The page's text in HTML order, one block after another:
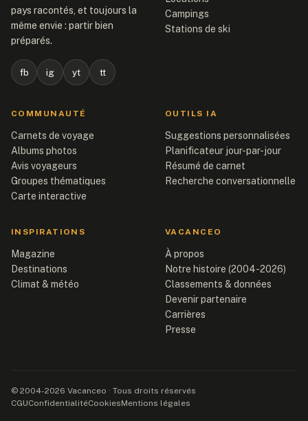
pays racontés, et toujours la
même envie : partir bien
préparés.
fb ig yt tt
Campings
Stations de ski
COMMUNAUTÉ
Carnets de voyage
Albums photos
Avis voyageurs
Groupes thématiques
Carte interactive
OUTILS IA
Suggestions personnalisées
Planificateur jour-par-jour
Résumé de carnet
Recherche conversationnelle
INSPIRATIONS
Magazine
Destinations
Climat & météo
VACANCEO
À propos
Notre histoire (2004-2026)
Classements & données
Devenir partenaire
Carrières
Presse
© 2004-2026 Vacanceo · Tous droits réservés
CGUConfidentialitéCookiesMentions légales